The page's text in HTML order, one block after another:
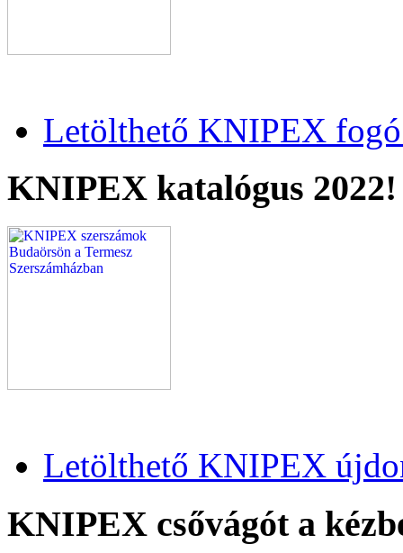
Letölthető KNIPEX fogó
KNIPEX katalógus 2022!
Letölthető KNIPEX
KNIPEX csővágót a